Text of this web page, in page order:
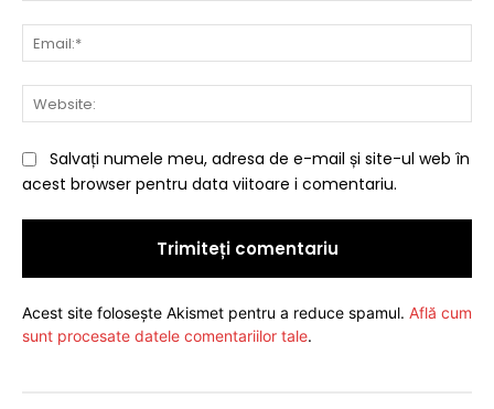
Salvați numele meu, adresa de e-mail și site-ul web în
acest browser pentru data viitoare i comentariu.
Acest site folosește Akismet pentru a reduce spamul. Află cum
sunt procesate datele comentariilor tale.